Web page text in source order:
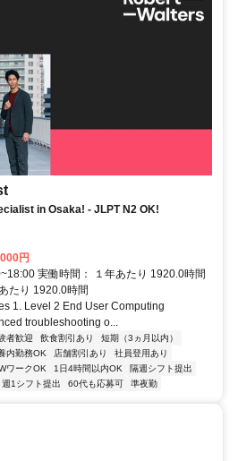
in Osaka! - JLPT N2 OK!
円
実働時間： １年あたり 1920.0時間
たり 1920.0時間
1. Level 2 End User Computing
troubleshooting o...
者歓迎 飲食割引あり
短期（3ヵ月以内）
内勤務OK 店舗割引あり
社員登用あり
ワークOK 1日4時間以内OK
隔週シフト提出
週1シフト提出 60代も応募可 準夜勤